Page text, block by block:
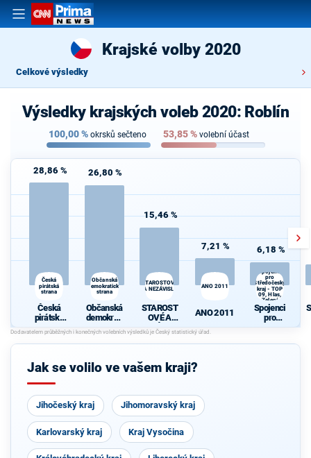
Krajské volby 2020
Celkové výsledky
Výsledky krajských voleb 2020: Roblín
100,00% okrsků sečteno 53,85% volební účast
28,86 %
Česká
pirátská
strana
Česká
pirátská
strana
26,80 %
Občanská
demokratická
strana
Občanská
demokrati
cká strana
15,46 %
STAROSTOVÉ
A NEZÁVISLÍ
STAROST
OVÉ A
NEZÁVISL
Í
7,21 %
ANO 2011
ANO 2011
6,18 %
Spojenci
pro
Středočeský
kraj - TOP
09, Hlas,
Zelení
Spojenci
pro
Středočes
TOP 09,
Jak se volilo ve vašem kraji?
Jihočeský kraj Jihomoravský kraj
Karlovarský kraj Kraj Vysočina